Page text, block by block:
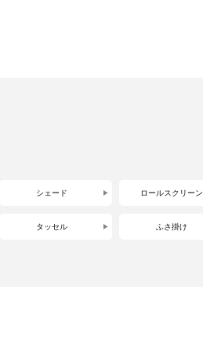
シェード ロールスクリーン
タッセル ふさ掛け